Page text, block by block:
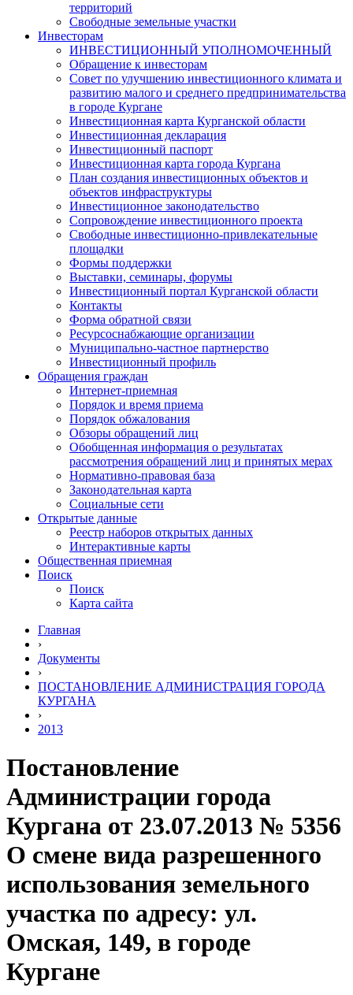
территорий
Свободные земельные участки
Инвесторам
ИНВЕСТИЦИОННЫЙ УПОЛНОМОЧЕННЫЙ
Обращение к инвесторам
Совет по улучшению инвестиционного климата и
развитию малого и среднего предпринимательства
в городе Кургане
Инвестиционная карта Курганской области
Инвестиционная декларация
Инвестиционный паспорт
Инвестиционная карта города Кургана
План создания инвестиционных объектов и
объектов инфраструктуры
Инвестиционное законодательство
Сопровождение инвестиционного проекта
Свободные инвестиционно-привлекательные
площадки
Формы поддержки
Выставки, семинары, форумы
Инвестиционный портал Курганской области
Контакты
Форма обратной связи
Ресурсоснабжающие организации
Муниципально-частное партнерство
Инвестиционный профиль
Обращения граждан
Интернет-приемная
Порядок и время приема
Порядок обжалования
Обзоры обращений лиц
Обобщенная информация о результатах
рассмотрения обращений лиц и принятых мерах
Нормативно-правовая база
Законодательная карта
Социальные сети
Открытые данные
Реестр наборов открытых данных
Интерактивные карты
Общественная приемная
Поиск
Поиск
Карта сайта
Главная
›
Документы
›
ПОСТАНОВЛЕНИЕ АДМИНИСТРАЦИЯ ГОРОДА
КУРГАНА
›
2013
Постановление
Администрации города
Кургана от 23.07.2013 № 5356
О смене вида разрешенного
использования земельного
участка по адресу: ул.
Омская, 149, в городе
Кургане